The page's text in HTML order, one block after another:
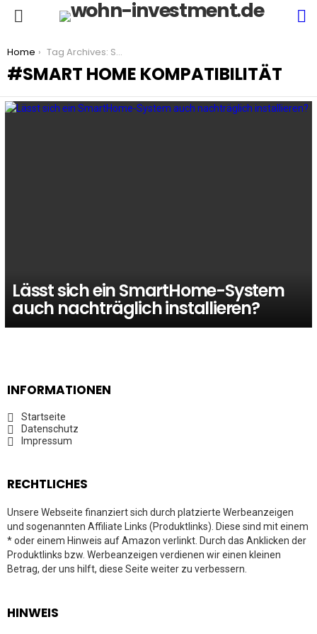
You are here:
Home Tag Archives: Smart Home Kompatibilität
SMART HOME KOMPATIBILITÄT
Lässt sich ein SmartHome-System
auch nachträglich installieren?
INFORMATIONEN
Startseite
Datenschutz
Impressum
RECHTLICHES
Unsere Webseite finanziert sich durch platzierte Werbeanzeigen
und sogenannten Affiliate Links (Produktlinks). Diese sind mit einem
* oder einem Hinweis auf Amazon verlinkt. Durch das Anklicken der
Produktlinks bzw. Werbeanzeigen verdienen wir einen kleinen
Betrag, der uns hilft, diese Seite weiter zu verbessern.
HINWEIS